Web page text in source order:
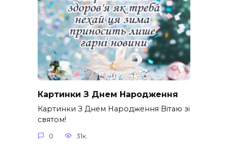
Картинки З Днем Народження
Картинки З Днем Народження Вітаю зі
святом!
0 31к.